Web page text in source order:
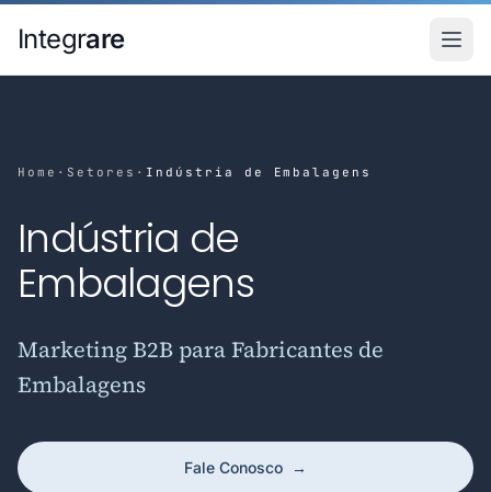
Integrare
Home · Setores · Indústria de Embalagens
Indústria de
Embalagens
Marketing B2B para Fabricantes de
Embalagens
Fale Conosco →